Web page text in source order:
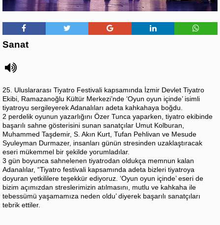
Sanat
25. Uluslararası Tiyatro Festivali kapsamında İzmir Devlet Tiyatro
Ekibi, Ramazanoğlu Kültür Merkezi’nde ‘Oyun oyun içinde’ isimli
tiyatroyu sergileyerek Adanalıları adeta kahkahaya boğdu.
2 perdelik oyunun yazarlığını Özer Tunca yaparken, tiyatro ekibinde
başarılı sahne gösterisini sunan sanatçılar Umut Kolburan,
Muhammed Taşdemir, S. Akın Kurt, Tufan Pehlivan ve Mesude
Syuleyman Durmazer, insanları günün stresinden uzaklaştıracak
eseri mükemmel bir şekilde yorumladılar.
3 gün boyunca sahnelenen tiyatrodan oldukça memnun kalan
Adanalılar, “Tiyatro festivali kapsamında adeta bizleri tiyatroya
doyuran yetkililere teşekkür ediyoruz. ‘Oyun oyun içinde’ eseri de
bizim açımızdan streslerimizin atılmasını, mutlu ve kahkaha ile
tebessümü yaşamamıza neden oldu’ diyerek başarılı sanatçıları
tebrik ettiler.